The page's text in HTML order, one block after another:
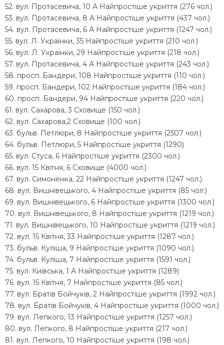
52. вул. Протасевича, 10 А Найпростіше укриття (276 чол.)
53. вул. Протасевича, 8 А Найпростіше укриття (437 чол.)
54. вул. Протасевича, 6 А Найпростіше укриття (1247 чол.)
55. вул. Л. Українки, 35 Найпростіше укриття (210 чол.)
56. вул. Л. Українки, 29 Найпростіше укриття (218 чол.)
57. вул. Протасевича, 4 А Найпростіше укриття (243 чол.)
58. просп. Бандери, 108 Найпростіше укриття (110 чол.)
59. просп. Бандери, 102 Найпростіше укриття (184 чол.)
60. просп. Бандери, 94 Найпростіше укриття (220 чол.)
61. вул. Сахарова, 3 Сховище (150 чол.)
62. вул. Сахарова,2 Сховище (100 чол.)
63. бульв. Петлюри, 8 Найпростіше укриття (2507 чол.)
64. бульв. Петлюри, 5 Найпростіше укриття (1290)
65. вул. Стуса, 6 Найпростіше укриття (2300 чол.)
66. вул. 15 Квітня, 6 Сховище (4000 чол.)
67. вул. Симоненка, 22 Найпростіше укриття (1247 чол.)
68. вул. Вишнівецького, 4 Найпростіше укриття (85 чол.)
69. вул. Вишнівецького, 6 Найпростіше укриття (1300 чол.)
70. вул. Вишнівецького, 8 Найпростіше укриття (1219 чол.)
71. вул. Вишнівецького, 10 Найпростіше укриття (1219 чол.)
72. вул. 15 Квітня, 33 Найпростіше укриття (1287 чол.)
73. бульв. Куліша, 9 Найпростіше укриття (1090 чол.)
74. бульв. Куліша, 7 Найпростіше укриття (1591 чол.)
75. вул. Київська, 1 А Найпростіше укриття (1289)
76. вул. 15 Квітня, 7 Найпростіше укриття (85 чол.)
77. вул. Братів Бойчуків, 2 Найпростіше укриття (1992 чол.)
78. вул. Братів Бойчуків, 4 Найпростіше укриття (1000 чол.)
79. вул. Лепкого, 13 Найпростіше укриття (1257 чол.)
80. вул. Лепкого, 8 Найпростіше укриття (217 чол.)
81. вул. Лепкого, 10 Найпростіше укриття (198 чол.)